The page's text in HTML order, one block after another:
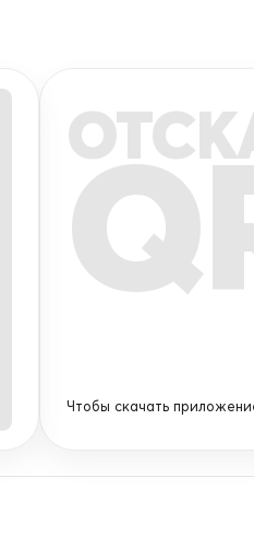
Чтобы скачать